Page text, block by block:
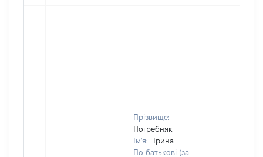
Прізвище:
Погребняк
Ім'я:
Ірина
По батькові (за